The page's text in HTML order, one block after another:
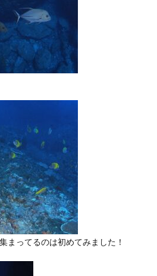
まってるのは初めてみました！